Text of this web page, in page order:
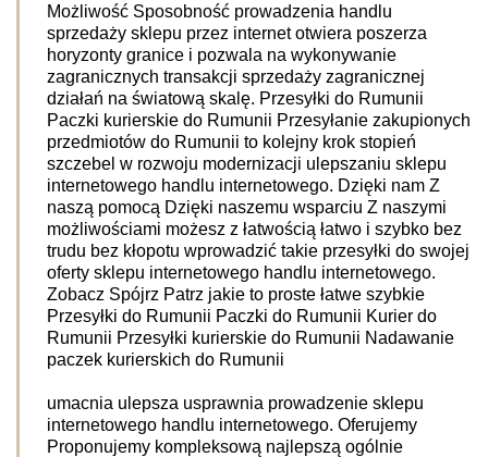
Możliwość Sposobność prowadzenia handlu
sprzedaży sklepu przez internet otwiera poszerza
horyzonty granice i pozwala na wykonywanie
zagranicznych transakcji sprzedaży zagranicznej
działań na światową skalę. Przesyłki do Rumunii
Paczki kurierskie do Rumunii Przesyłanie zakupionych
przedmiotów do Rumunii to kolejny krok stopień
szczebel w rozwoju modernizacji ulepszaniu sklepu
internetowego handlu internetowego. Dzięki nam Z
naszą pomocą Dzięki naszemu wsparciu Z naszymi
możliwościami możesz z łatwością łatwo i szybko bez
trudu bez kłopotu wprowadzić takie przesyłki do swojej
oferty sklepu internetowego handlu internetowego.
Zobacz Spójrz Patrz jakie to proste łatwe szybkie
Przesyłki do Rumunii Paczki do Rumunii Kurier do
Rumunii Przesyłki kurierskie do Rumunii Nadawanie
paczek kurierskich do Rumunii
umacnia ulepsza usprawnia prowadzenie sklepu
internetowego handlu internetowego. Oferujemy
Proponujemy kompleksową najlepszą ogólnie